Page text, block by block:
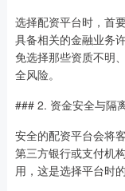
选择配资平台时，首
具备相关的金融业务
免选择那些资质不明
全风险。
### 2. 资金安全与隔
安全的配资平台会将
第三方银行或支付机
用，这是选择平台时